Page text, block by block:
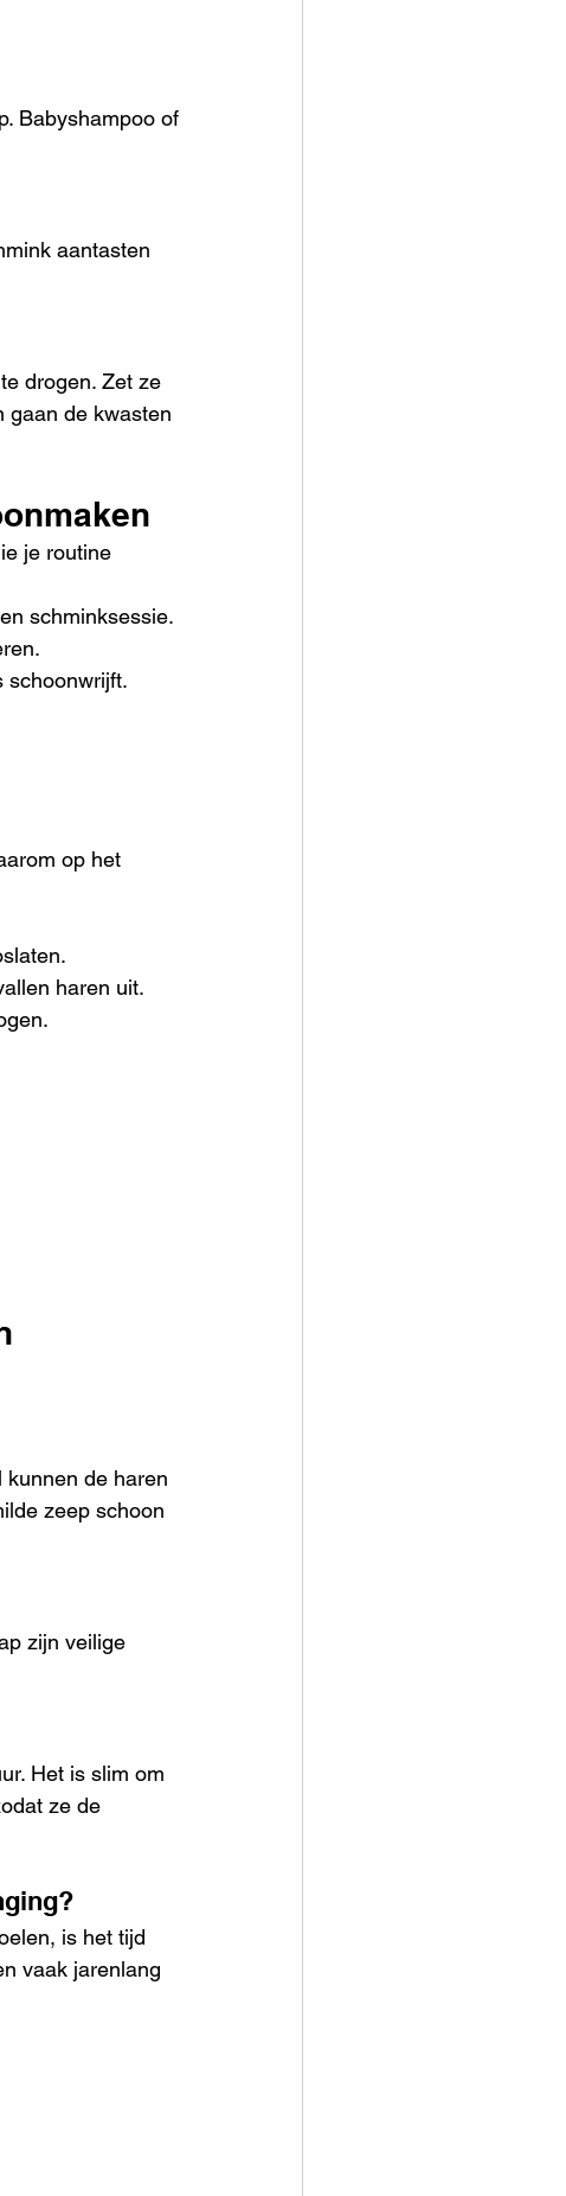
Babyshampoo of
aantasten
drogen. Zet ze
gaan de kwasten
je routine
schminksessie.
schoonwrijft.
op het
haren uit.
kunnen de haren
zeep schoon
zijn veilige
Het is slim om
ze de
is het tijd
vaak jarenlang